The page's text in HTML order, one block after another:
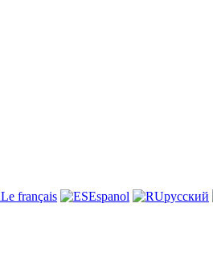
Le français Espanol русский